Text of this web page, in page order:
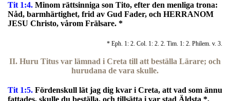
Tit 1:4. Minom rättsinniga son Tito, efter den menliga trona:
Nåd, barmhärtighet, frid av Gud Fader, och HERRANOM
JESU Christo, vårom Frälsare. *
* Eph. 1: 2. Col. 1: 2. 2. Tim. 1: 2. Philem. v. 3.
II. Huru Titus var lämnad i Creta till att beställa Lärare; och
hurudana de vara skulle.
Tit 1:5. Fördenskull lät jag dig kvar i Creta, att vad som ännu
fattades, skulle du beställa, och tillsätta i var stad Äldsta *,